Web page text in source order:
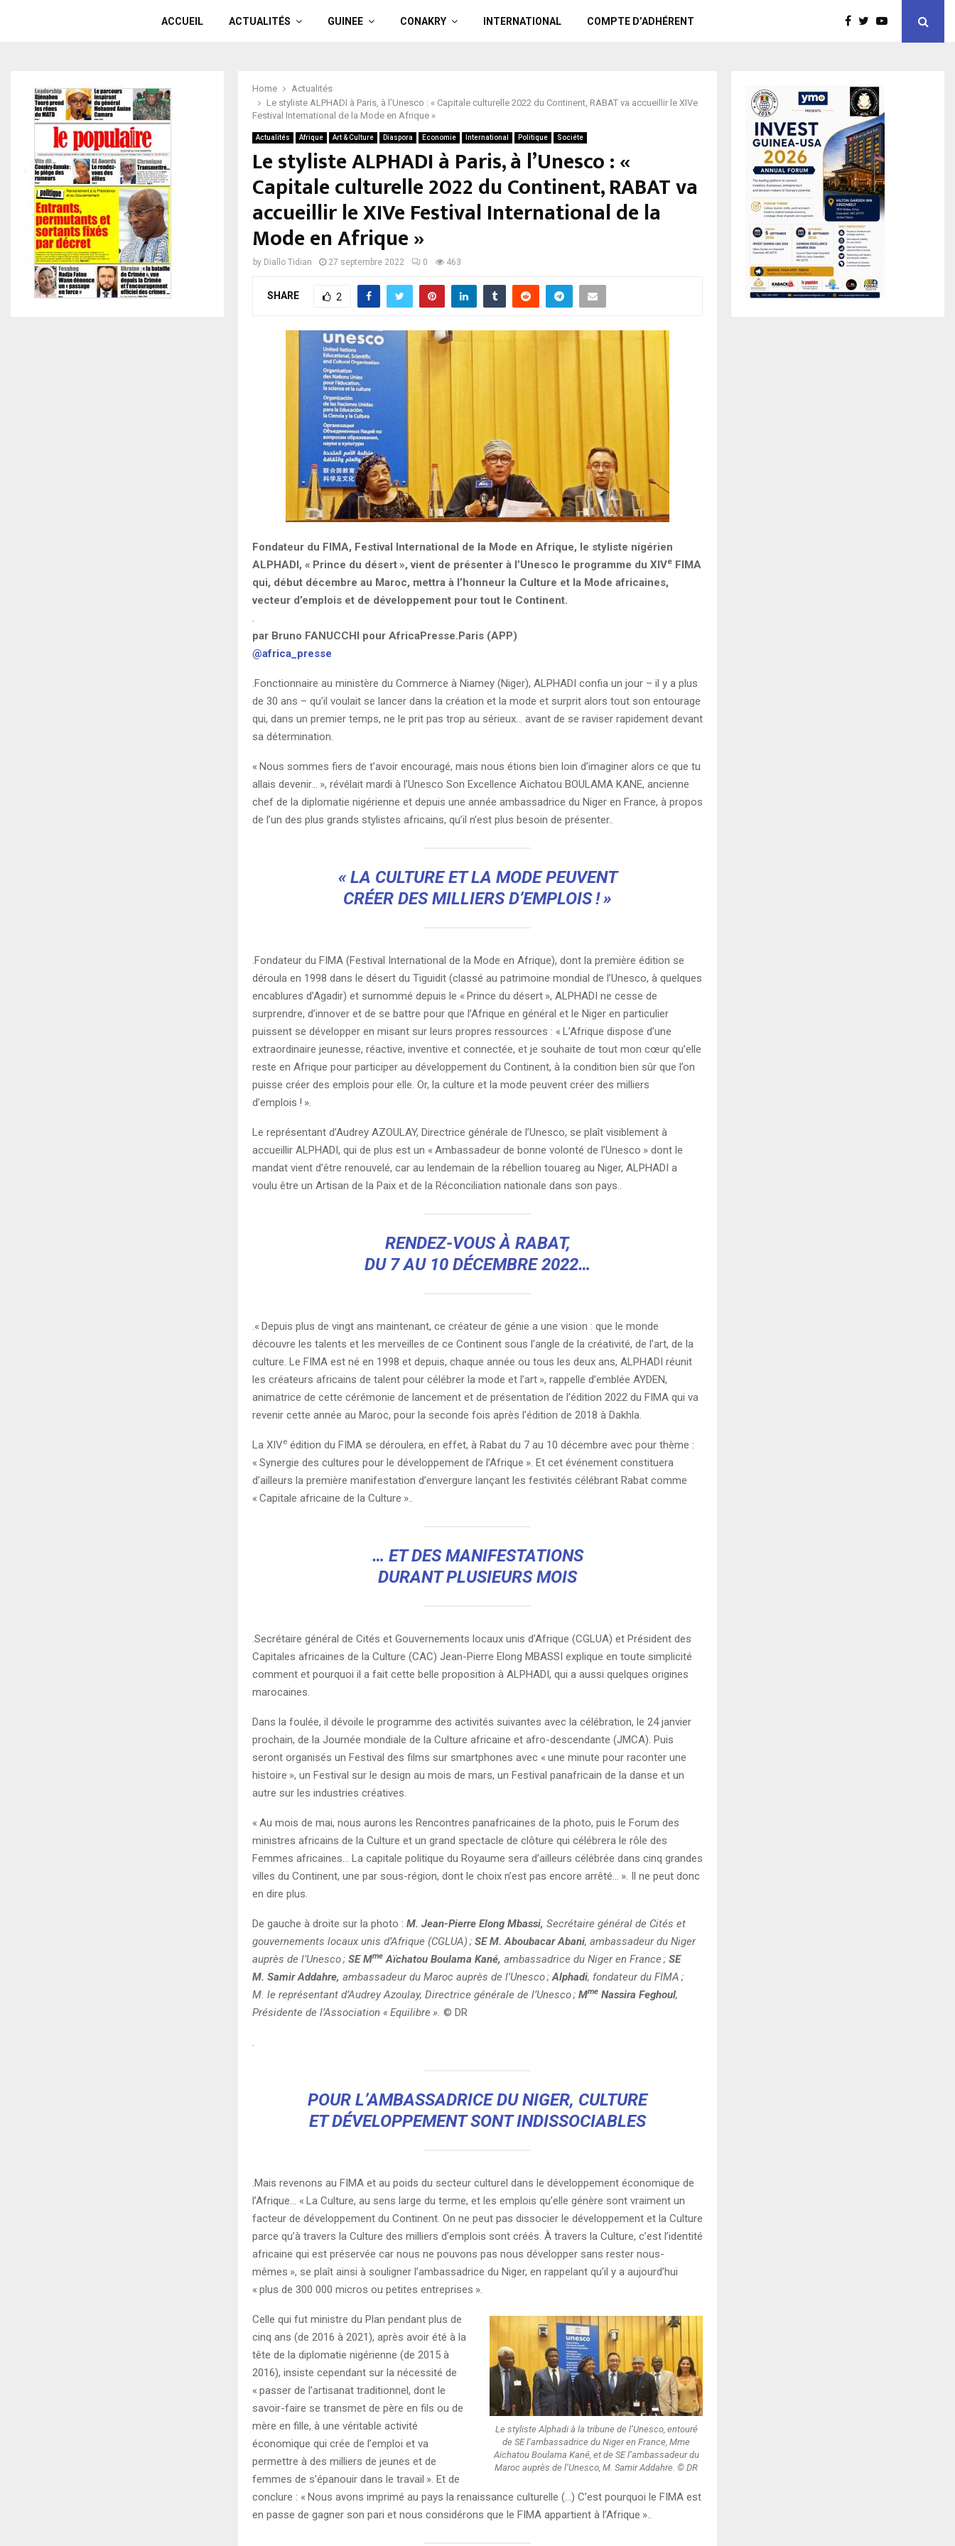
ACCUEIL ACTUALITÉS GUINEE CONAKRY INTERNATIONAL COMPTE D’ADHÉRENT
Home
Actualités
Le styliste ALPHADI à Paris, à l’Unesco : « Capitale culturelle 2022 du Continent, RABAT va accueillir le XIVe
Festival International de la Mode en Afrique »
Actualités Afrique Art & Culture Diaspora Economie International Politique Sociéte
Le styliste ALPHADI à Paris, à l’Unesco : «
Capitale culturelle 2022 du Continent, RABAT va
accueillir le XIVe Festival International de la
Mode en Afrique »
by Diallo Tidian 27 septembre 2022 0 463
SHARE 2
Fondateur du FIMA, Festival International de la Mode en Afrique, le styliste nigérien
ALPHADI, « Prince du désert », vient de présenter à l’Unesco le programme du XIVe FIMA
qui, début décembre au Maroc, mettra à l’honneur la Culture et la Mode africaines,
vecteur d’emplois et de développement pour tout le Continent.
par Bruno FANUCCHI pour AfricaPresse.Paris (APP)
@africa_presse
.Fonctionnaire au ministère du Commerce à Niamey (Niger), ALPHADI confia un jour – il y a plus
de 30 ans – qu’il voulait se lancer dans la création et la mode et surprit alors tout son entourage
qui, dans un premier temps, ne le prit pas trop au sérieux… avant de se raviser rapidement devant
sa détermination.
« Nous sommes fiers de t’avoir encouragé, mais nous étions bien loin d’imaginer alors ce que tu
allais devenir…
», révélait mardi à l’Unesco Son Excellence Aïchatou BOULAMA KANE, ancienne
chef de la diplomatie nigérienne et depuis une année ambassadrice du Niger en France, à propos
de l’un des plus grands stylistes africains, qu’il n’est plus besoin de présenter..
« LA CULTURE ET LA MODE PEUVENT
CRÉER DES MILLIERS D’EMPLOIS!»
.Fondateur du FIMA (Festival International de la Mode en Afrique), dont la première édition se
déroula en 1998 dans le désert du Tiguidit (classé au patrimoine mondial de l’Unesco, à quelques
encablures d’Agadir) et surnommé depuis le « Prince du désert », ALPHADI ne cesse de
surprendre, d’innover et de se battre pour que l’Afrique en général et le Niger en particulier
puissent se développer en misant sur leurs propres ressources : « L’Afrique dispose d’une
extraordinaire jeunesse, réactive, inventive et connectée, et je souhaite de tout mon cœur qu’elle
reste en Afrique pour participer au développement du Continent, à la condition bien sûr que l’on
puisse créer des emplois pour elle. Or, la culture et la mode peuvent créer des milliers
d’emplois ! ».
Le représentant d’Audrey AZOULAY, Directrice générale de l’Unesco, se plaît visiblement à
accueillir ALPHADI, qui de plus est un « Ambassadeur de bonne volonté de l’Unesco » dont le
mandat vient d’être renouvelé, car au lendemain de la rébellion touareg au Niger, ALPHADI a
voulu être un Artisan de la Paix et de la Réconciliation nationale dans son pays..
RENDEZ-VOUS À RABAT,
DU 7 AU 10 DÉCEMBRE 2022…
.« Depuis plus de vingt ans maintenant, ce créateur de génie a une vision : que le monde
découvre les talents et les merveilles de ce Continent sous l’angle de la créativité, de l’art, de la
culture. Le FIMA est né en 1998 et depuis, chaque année ou tous les deux ans, ALPHADI réunit
les créateurs africains de talent pour célébrer la mode et l’art », rappelle d’emblée AYDEN,
animatrice de cette cérémonie de lancement et de présentation de l’édition 2022 du FIMA qui va
revenir cette année au Maroc, pour la seconde fois après l’édition de 2018 à Dakhla.
La XIVe édition du FIMA se déroulera, en effet, à Rabat du 7 au 10 décembre avec pour thème :
« Synergie des cultures pour le développement de l’Afrique ». Et cet événement constituera
d’ailleurs la première manifestation d’envergure lançant les festivités célébrant Rabat comme
« Capitale africaine de la Culture »..
… ET DES MANIFESTATIONS
DURANT PLUSIEURS MOIS
.Secrétaire général de Cités et Gouvernements locaux unis d’Afrique (CGLUA) et Président des
Capitales africaines de la Culture (CAC) Jean-Pierre Elong MBASSI explique en toute simplicité
comment et pourquoi il a fait cette belle proposition à ALPHADI, qui a aussi quelques origines
marocaines.
Dans la foulée, il dévoile le programme des activités suivantes avec la célébration, le 24 janvier
prochain, de la Journée mondiale de la Culture africaine et afro-descendante (JMCA). Puis
seront organisés un Festival des films sur smartphones avec « une minute pour raconter une
histoire », un Festival sur le design au mois de mars, un Festival panafricain de la danse et un
autre sur les industries créatives.
« Au mois de mai, nous aurons les Rencontres panafricaines de la photo, puis le Forum des
ministres africains de la Culture et un grand spectacle de clôture qui célébrera le rôle des
Femmes africaines… La capitale politique du Royaume sera d’ailleurs célébrée dans cinq grandes
villes du Continent, une par sous-région, dont le choix n’est pas encore arrêté…
». Il ne peut donc
en dire plus.
De gauche à droite sur la photo : M. Jean-Pierre Elong Mbassi, Secrétaire général de Cités et
gouvernements locaux unis d’Afrique (CGLUA) ; SE M. Aboubacar Abani, ambassadeur du Niger
auprès de l’Unesco; SE Mme Aïchatou Boulama Kané, ambassadrice du Niger en France ; SE
M. Samir Addahre, ambassadeur du Maroc auprès de l’Unesco; Alphadi, fondateur du FIMA ;
M. le représentant d’Audrey Azoulay, Directrice générale de l’Unesco; Mme Nassira Feghoul,
Présidente de l’Association «Equilibre ». © DR
POUR L’AMBASSADRICE DU NIGER, CULTURE
ET DÉVELOPPEMENT SONT INDISSOCIABLES
.Mais revenons au FIMA et au poids du secteur culturel dans le développement économique de
l’Afrique… « La Culture, au sens large du terme, et les emplois qu’elle génère sont vraiment un
facteur de développement du Continent. On ne peut pas dissocier le développement et la Culture
parce qu’à travers la Culture des milliers d’emplois sont créés. À travers la Culture, c’est l’identité
africaine qui est préservée car nous ne pouvons pas nous développer sans rester nous-
mêmes », se plaît ainsi à souligner l’ambassadrice du Niger, en rappelant qu’il y a aujourd’hui
« plus de 300 000 micros ou petites entreprises ».
Le styliste Alphadi à la tribune de l’Unesco, entouré
de SE l’ambassadrice du Niger en France, Mme
Aïchatou Boulama Kané, et de SE l’ambassadeur du
Maroc auprès de l’Unesco, M. Samir Addahre. © DR
Celle qui fut ministre du Plan pendant plus de
cinq ans (de 2016 à 2021), après avoir été à la
tête de la diplomatie nigérienne (de 2015 à
2016), insiste cependant sur la nécessité de
« passer de l’artisanat traditionnel, dont le
savoir-faire se transmet de père en fils ou de
mère en fille, à une véritable activité
économique qui crée de l’emploi et va
permettre à des milliers de jeunes et de
femmes de s’épanouir dans le travail ». Et de
conclure : « Nous avons imprimé au pays la renaissance culturelle (…) C’est pourquoi le FIMA est
en passe de gagner son pari et nous considérons que le FIMA appartient à l’Afrique »..